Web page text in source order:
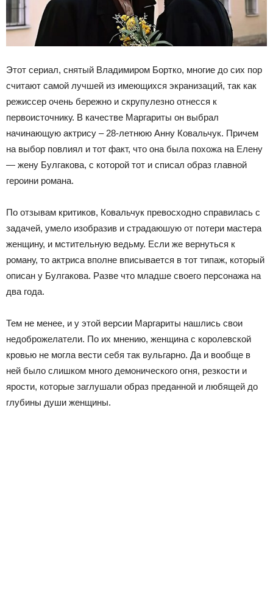
Этот сериал, снятый Владимиром Бортко, многие до сих пор
считают самой лучшей из имеющихся экранизаций, так как
режиссер очень бережно и скрупулезно отнесся к
первоисточнику. В качестве Маргариты он выбрал
начинающую актрису – 28-летнюю Анну Ковальчук. Причем
на выбор повлиял и тот факт, что она была похожа на Елену
— жену Булгакова, с которой тот и списал образ главной
героини романа.
По отзывам критиков, Ковальчук превосходно справилась с
задачей, умело изобразив и страдаюшую от потери мастера
женщину, и мстительную ведьму. Если же вернуться к
роману, то актриса вполне вписывается в тот типаж, который
описан у Булгакова. Разве что младше своего персонажа на
два года.
Тем не менее, и у этой версии Маргариты нашлись свои
недоброжелатели. По их мнению, женщина с королевской
кровью не могла вести себя так вульгарно. Да и вообще в
ней было слишком много демонического огня, резкости и
ярости, которые заглушали образ преданной и любящей до
глубины души женщины.